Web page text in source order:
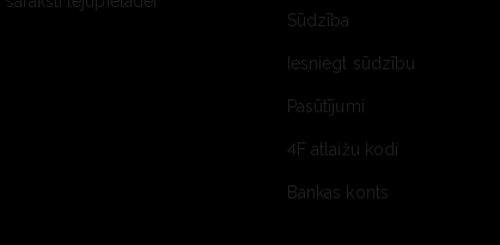
Sūdzība
Iesniegt sūdzību
Pasūtījumi
4F atlaižu kodi
Bankas konts